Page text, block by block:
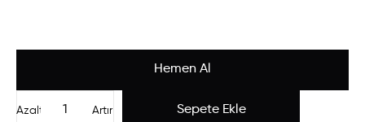
Artır
Azalt